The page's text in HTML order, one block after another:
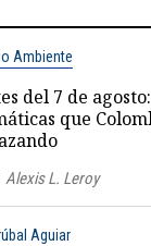
Ambiente
del 7 de
que
Alexis L. Leroy
Aguiar